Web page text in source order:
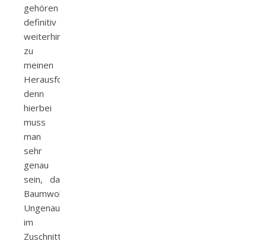
gehören
definitiv
weiterhin
zu
meinen
Herausforderungen,
denn
hierbei
muss
man
sehr
genau
sein, da
Baumwollstoff
Ungenauigkeiten
im
Zuschnitt